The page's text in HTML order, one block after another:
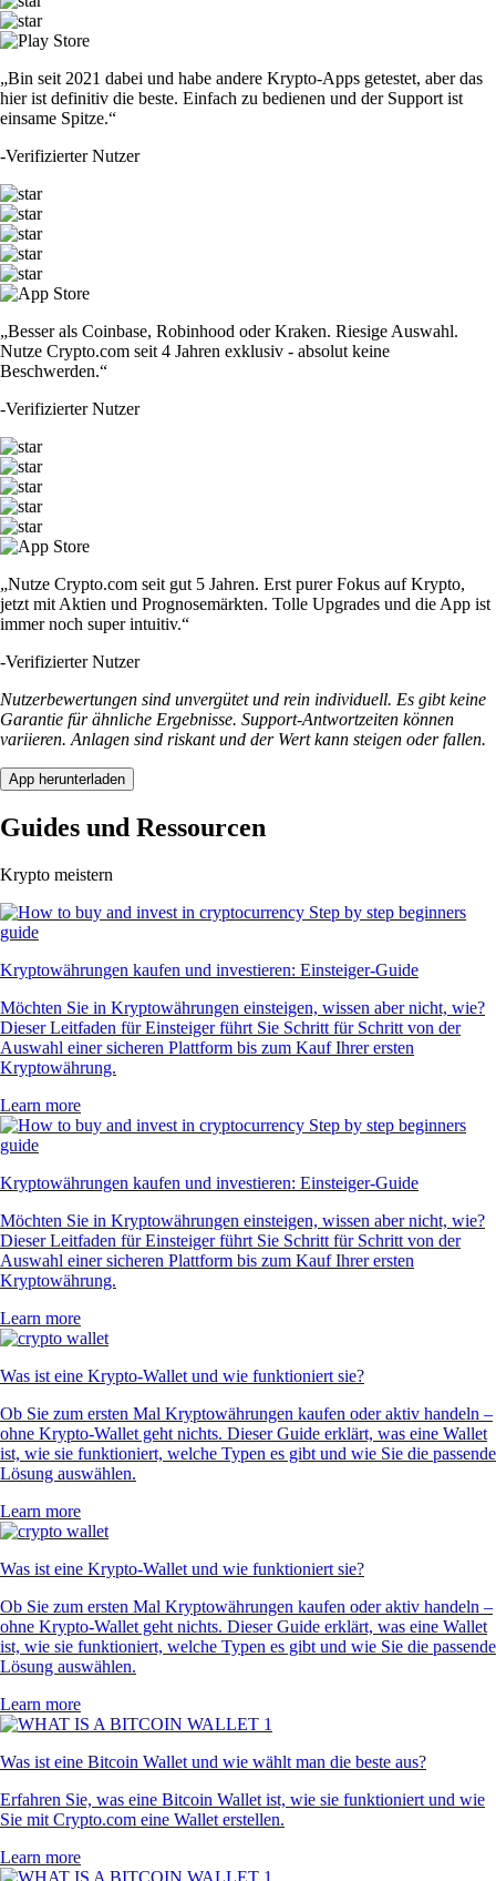
„Bin seit 2021 dabei und habe andere Krypto-Apps getestet, aber das
hier ist definitiv die beste. Einfach zu bedienen und der Support ist
einsame Spitze.“
-Verifizierter Nutzer
„Besser als Coinbase, Robinhood oder Kraken. Riesige Auswahl.
Nutze Crypto.com seit 4 Jahren exklusiv - absolut keine
Beschwerden.“
-Verifizierter Nutzer
„Nutze Crypto.com seit gut 5 Jahren. Erst purer Fokus auf Krypto,
jetzt mit Aktien und Prognosemärkten. Tolle Upgrades und die App ist
immer noch super intuitiv.“
-Verifizierter Nutzer
Nutzerbewertungen sind unvergütet und rein individuell. Es gibt keine
Garantie für ähnliche Ergebnisse. Support-Antwortzeiten können
variieren. Anlagen sind riskant und der Wert kann steigen oder fallen.
App herunterladen
Guides und Ressourcen
Krypto meistern
Kryptowährungen kaufen und investieren: Einsteiger-Guide
Möchten Sie in Kryptowährungen einsteigen, wissen aber nicht, wie?
Dieser Leitfaden für Einsteiger führt Sie Schritt für Schritt von der
Auswahl einer sicheren Plattform bis zum Kauf Ihrer ersten
Kryptowährung.
Learn more
Kryptowährungen kaufen und investieren: Einsteiger-Guide
Möchten Sie in Kryptowährungen einsteigen, wissen aber nicht, wie?
Dieser Leitfaden für Einsteiger führt Sie Schritt für Schritt von der
Auswahl einer sicheren Plattform bis zum Kauf Ihrer ersten
Kryptowährung.
Learn more
Was ist eine Krypto-Wallet und wie funktioniert sie?
Ob Sie zum ersten Mal Kryptowährungen kaufen oder aktiv handeln –
ohne Krypto-Wallet geht nichts. Dieser Guide erklärt, was eine Wallet
ist, wie sie funktioniert, welche Typen es gibt und wie Sie die passende
Lösung auswählen.
Learn more
Was ist eine Krypto-Wallet und wie funktioniert sie?
Ob Sie zum ersten Mal Kryptowährungen kaufen oder aktiv handeln –
ohne Krypto-Wallet geht nichts. Dieser Guide erklärt, was eine Wallet
ist, wie sie funktioniert, welche Typen es gibt und wie Sie die passende
Lösung auswählen.
Learn more
Was ist eine Bitcoin Wallet und wie wählt man die beste aus?
Erfahren Sie, was eine Bitcoin Wallet ist, wie sie funktioniert und wie
Sie mit Crypto.com eine Wallet erstellen.
Learn more